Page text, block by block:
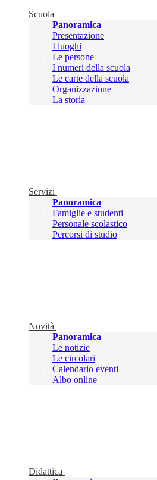
Scuola
Panoramica
Presentazione
I luoghi
Le persone
I numeri della scuola
Le carte della scuola
Organizzazione
La storia
Servizi
Panoramica
Famiglie e studenti
Personale scolastico
Percorsi di studio
Novità
Panoramica
Le notizie
Le circolari
Calendario eventi
Albo online
Didattica